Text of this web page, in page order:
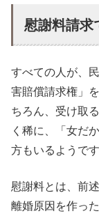
慰謝料請求
すべての人が、
害賠償請求権」
ちろん、受け取
く稀に、「女だ
方もいるようで
慰謝料とは、前
離婚原因を作っ